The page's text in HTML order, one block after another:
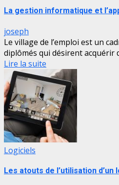
La gestion informatique et
joseph
Le village de l’emploi est un
diplômés qui désirent acquérir
Lire la suite
Logiciels
Les atouts de l’utilisation